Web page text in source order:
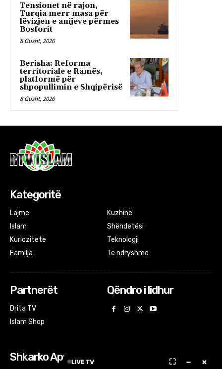
Tensionet në rajon,
Turqia merr masa për
lëvizjen e anijeve përmes
Bosforit
8 Gusht, 2026
Berisha: Reforma
territoriale e Ramës,
platformë për
shpopullimin e Shqipërisë
8 Gusht, 2026
Kategoritë
Lajme
Islam
Kuriozitete
Familja
Kuzhinë
Shëndetësi
Teknologji
Të ndryshme
Partnerët
Drita TV
Islam Shop
Qëndro i lidhur
Shkarko AppsLIVE TV ⛶ − ×